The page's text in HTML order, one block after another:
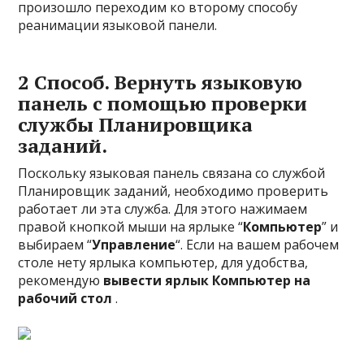
произошло переходим ко второму способу
реанимации языковой панели.
2 Способ. Вернуть языковую
панель с помощью проверки
службы Планировщика
заданий.
Поскольку языковая панель связана со службой
Планировщик заданий, необходимо проверить
работает ли эта служба. Для этого нажимаем
правой кнопкой мыши на ярлыке “Компьютер” и
выбираем “Управление“. Если на вашем рабочем
столе нету ярлыка компьютер, для удобства,
рекомендую вывести ярлык Компьютер на
рабочий стол .